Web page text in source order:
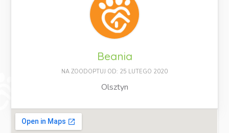
Beania
NA ZOODOPTUJ OD: 25 LUTEGO 2020
Olsztyn